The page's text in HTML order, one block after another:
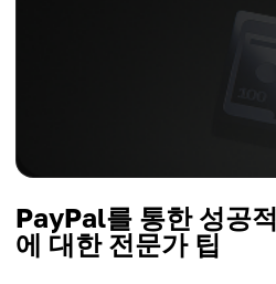
PayPal를 통한 성공
에 대한 전문가 팁